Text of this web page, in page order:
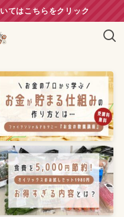
てはこちらをクリック